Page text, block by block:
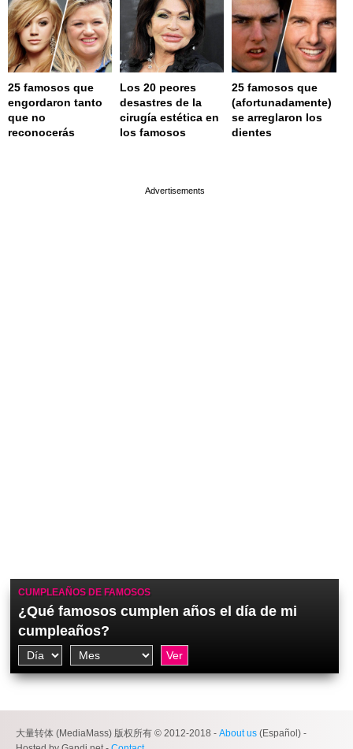
25 famosos que
engordaron tanto
que no
reconocerás
Los 20 peores
desastres de la
cirugía estética en
los famosos
25 famosos que
(afortunadamente)
se arreglaron los
dientes
CUMPLEAÑOS DE FAMOSOS
¿Qué famosos cumplen años el día de mi
cumpleaños?
大量转体 (MediaMass) 版权所有 © 2012-2018 - About us (Español) -